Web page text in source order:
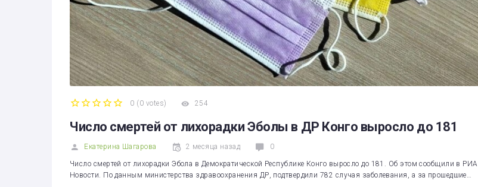
0 ( 0 votes) 254
Число смертей от лихорадки Эболы в ДР Конго выросло до 181
Екатерина Шагарова 2 месяца назад 0
Число смертей от лихорадки Эбола в Демократической Республике Конго выросло до 181. Об этом сообщили в РИА
Новости. По данным министерства здравоохранения ДР, подтвердили 782 случая заболевания, а за прошедшие…